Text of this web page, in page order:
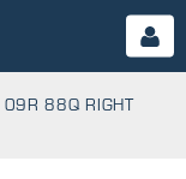
88Q RIGHT